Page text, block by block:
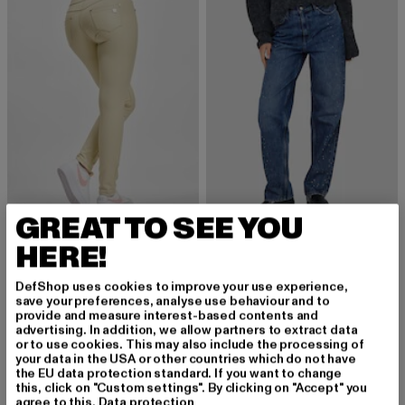
FREDDY
56,40 EUR
Derzeitiger Preis: 56,40 EUR
119,99 EUR
8% verfügbar
30,00 EUR
Derzeitiger Preis: 30,00 EUR
59,99 EURAktionspreis:
-60% -53%
GREAT TO SEE YOU
HERE!
DefShop uses cookies to improve your use experience,
save your preferences, analyse use behaviour and to
provide and measure interest-based contents and
advertising. In addition, we allow partners to extract data
or to use cookies. This may also include the processing of
your data in the USA or other countries which do not have
the EU data protection standard. If you want to change
this, click on "Custom settings". By clicking on "Accept" you